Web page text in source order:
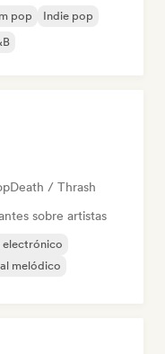
pop
Indie pop
Death / Thrash
sobre artistas
electrónico
melódico